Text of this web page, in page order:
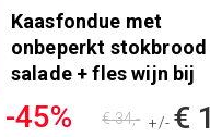
Kaasfondue met
onbeperkt stokbrood
salade + fles wijn bij
-45% +/- €
€ 34,-